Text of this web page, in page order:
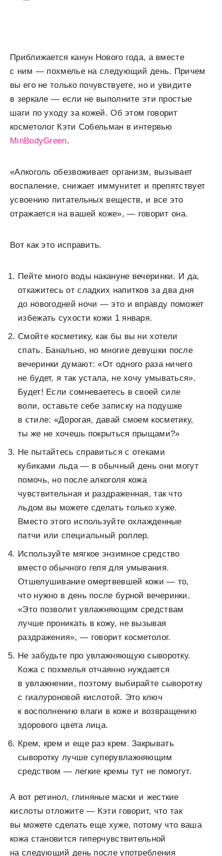
Приближается канун Нового года, а вместе
с ним — похмелье на следующий день. Причем
вы его не только почувствуете, но и увидите
в зеркале — если не выполните эти простые
шаги по уходу за кожей. Об этом говорит
косметолог Кэти Собельман в интервью
MinBodyGreen.
«Алкоголь обезвоживает организм, вызывает
воспаление, снижает иммунитет и препятствует
усвоению питательных веществ, и все это
отражается на вашей коже», — говорит она.
Вот как это исправить.
Пейте много воды накануне вечеринки. И да,
откажитесь от сладких напитков за два дня
до новогодней ночи — это и вправду поможет
избежать сухости кожи 1 января.
Смойте косметику, как бы вы ни хотели
спать. Банально, но многие девушки после
вечеринки думают: «От одного раза ничего
не будет, я так устала, не хочу умываться».
Будет! Если сомневаетесь в своей силе
воли, оставьте себе записку на подушке
в стиле: «Дорогая, давай смоем косметику,
ты же не хочешь покрыться прыщами?»
Не пытайтесь справиться с отеками
кубиками льда — в обычный день они могут
помочь, но после алкоголя кожа
чувствительная и раздраженная, так что
льдом вы можете сделать только хуже.
Вместо этого используйте охлажденные
патчи или специальный роллер.
Используйте мягкое энзимное средство
вместо обычного геля для умывания.
Отшелушивание омертвевшей кожи — то,
что нужно в день после бурной вечеринки.
«Это позволит увлажняющим средствам
лучше проникать в кожу, не вызывая
раздражения», — говорит косметолог.
Не забудьте про увлажняющую сыворотку.
Кожа с похмелья отчаянно нуждается
в увлажнении, поэтому выбирайте сыворотку
с гиалуроновой кислотой. Это ключ
к восполнению влаги в коже и возвращению
здорового цвета лица.
Крем, крем и еще раз крем. Закрывать
сыворотку лучше суперувлажняющим
средством — легкие кремы тут не помогут.
А вот ретинол, глиняные маски и жесткие
кислоты отложите — Кэти говорит, что так
вы можете сделать еще хуже, потому что ваша
кожа становится гиперчувствительной
на следующий день после употребления